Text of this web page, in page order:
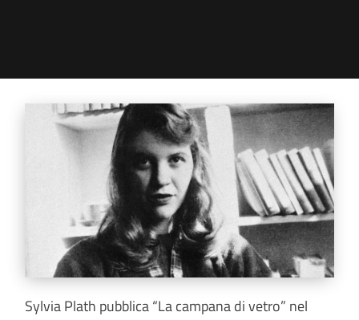
Sylvia Plath pubblica “La campana di vetro” nel